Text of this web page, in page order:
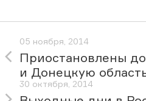
05 ноября, 2014
Приостановлены
и Донецкую
30 октября, 2014